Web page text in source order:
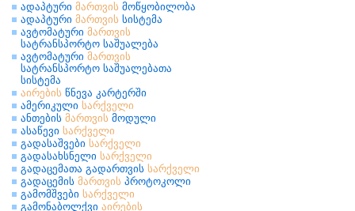
ადაპტური მართვის მოწყობილობა
ადაპტური მართვის სისტემა
ავტომატური მართვის
სატრანსპორტო საშუალება
ავტომატური მართვის
სატრანსპორტო საშუალებათა
სისტემა
აირების წნევა კარტერში
ამერიკული სარქველი
ანთების მართვის მოდული
ასაწევი სარქველი
გადასაშვები სარქველი
გადასახსნელი სარქველი
გადაცემათა გადართვის სარქველი
გადაცემის მართვის პროტოკოლი
გამომშვები სარქველი
გამონაბოლქვი აირების